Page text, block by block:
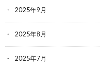
2025年9月
2025年8月
2025年7月